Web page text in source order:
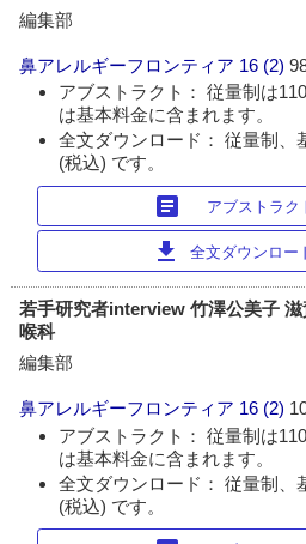
編集部
鼻アレルギーフロンティア 16 (2)
アブストラクト： 従量制は
は基本料金に含まれます。
全文ダウンロード： 従量制、
(税込) です。
article アブストラク
download 全文ダウンロー
若手研究者interview 竹澤公美子
喉科
編集部
鼻アレルギーフロンティア 16 (2)
アブストラクト： 従量制は
は基本料金に含まれます。
全文ダウンロード： 従量制、
(税込) です。